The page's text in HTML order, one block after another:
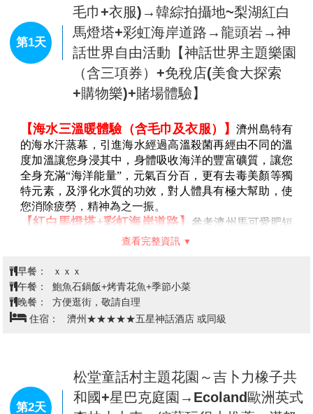
第1天
桃園機場/濟州機場→海水三溫暖(含
毛巾+衣服)→韓綜拍攝地~梨湖紅白
馬燈塔+彩虹海岸道路→龍頭岩→神
話世界自由活動【神話世界主題樂園
（含三項券）+免稅店(美食大探索
+購物樂)+賭場體驗】
【海水三溫暖體驗（含毛巾及衣服）】
的海水汗蒸幕，引進海水經過高溫殺菌再經由不同的溫
度加溫讓您身浸其中，身體吸收海洋的豐富礦質，讓您
全身充滿“海洋能量”，元氣百分百，更有去毒美顏等獨
【紅白馬燈塔+彩虹海岸道路】參考濟州馬可愛肥短
的身形打造而成，一紅一白的小馬因造型特殊，成為IG
打卡熱門景點。位於梨湖海水浴場，是最靠近濟州市區
查看完整資訊